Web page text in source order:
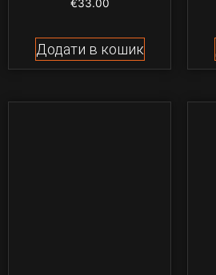
€33.00
Додати в кошик